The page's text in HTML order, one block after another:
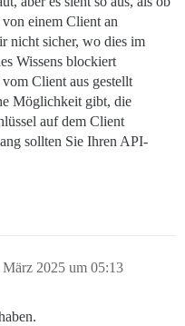
einem Client an
nicht sicher, wo dies im
Wissens blockiert
Client aus gestellt
Möglichkeit gibt, die
auf dem Client
sollten Sie Ihren API-
März 2025 um 05:13